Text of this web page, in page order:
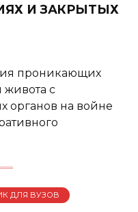
И ЗАКРЫТЫХ
проникающих
живота с
органов на войне
ДЛЯ ВУЗОВ